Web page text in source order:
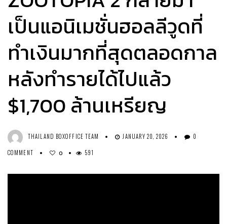
เป็นแอนิเมชั่นฮอลลีวูดที่
ทำเงินมากที่สุดตลอดกาล
หลังทำรายได้ไปแล้ว
$1,700 ล้านเหรียญ
THAILAND BOXOFFICE TEAM JANUARY 20, 2026
0
COMMENT
0 591